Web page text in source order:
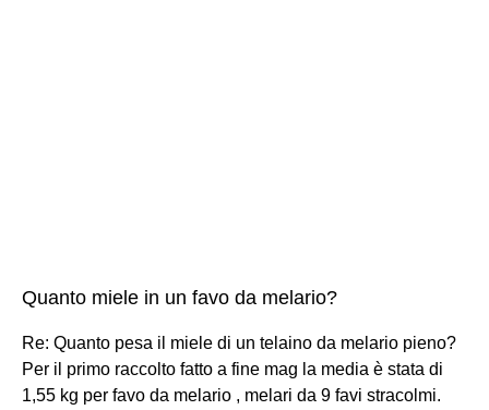
Quanto miele in un favo da melario?
Re: Quanto pesa il miele di un telaino da melario pieno?
Per il primo raccolto fatto a fine mag la media è stata di
1,55 kg per favo da melario , melari da 9 favi stracolmi.